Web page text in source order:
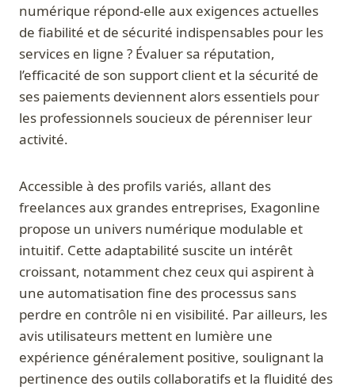
numérique répond-elle aux exigences actuelles
de fiabilité et de sécurité indispensables pour les
services en ligne ? Évaluer sa réputation,
l’efficacité de son support client et la sécurité de
ses paiements deviennent alors essentiels pour
les professionnels soucieux de pérenniser leur
activité.
Accessible à des profils variés, allant des
freelances aux grandes entreprises, Exagonline
propose un univers numérique modulable et
intuitif. Cette adaptabilité suscite un intérêt
croissant, notamment chez ceux qui aspirent à
une automatisation fine des processus sans
perdre en contrôle ni en visibilité. Par ailleurs, les
avis utilisateurs mettent en lumière une
expérience généralement positive, soulignant la
pertinence des outils collaboratifs et la fluidité des